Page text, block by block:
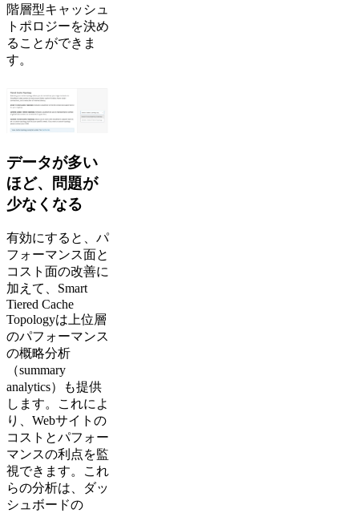
階層型キャッシュ
トポロジーを決め
ることができま
す。
データが多い
ほど、問題が
少なくなる
有効にすると、パ
フォーマンス面と
コスト面の改善に
加えて、Smart
Tiered Cache
Topologyは上位層
のパフォーマンス
の概略分析
（summary
analytics）も提供
します。これによ
り、Webサイトの
コストとパフォー
マンスの利点を監
視できます。これ
らの分析は、ダッ
シュボードの